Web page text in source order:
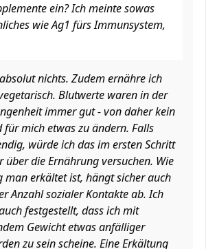
ein? Ich meinte sowas
wie Ag1 fürs Immunsystem,
nichts. Zudem ernähre ich
Blutwerte waren in der
immer gut - von daher kein
für mich etwas zu ändern. Falls
würde ich das im ersten Schritt
über die Ernährung versuchen. Wie
man erkältet ist, hängt sicher auch
Anzahl sozialer Kontakte ab. Ich
festgestellt, dass ich mit
Gewicht etwas anfälliger
zu sein scheine. Eine Erkältung